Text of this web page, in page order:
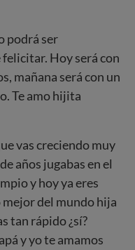
podrá ser
Hoy será con
mañana será con un
Te amo hijita
vas creciendo muy
años jugabas en el
y hoy ya eres
mejor del mundo hija
tan rápido ¿sí?
y yo te amamos